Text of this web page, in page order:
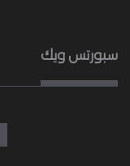
سبورتس ويك